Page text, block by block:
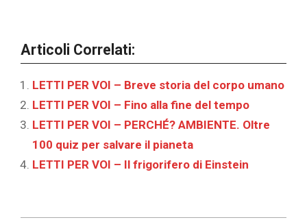
Articoli Correlati:
LETTI PER VOI – Breve storia del corpo umano
LETTI PER VOI – Fino alla fine del tempo
LETTI PER VOI – PERCHÉ? AMBIENTE. Oltre
100 quiz per salvare il pianeta
LETTI PER VOI – Il frigorifero di Einstein